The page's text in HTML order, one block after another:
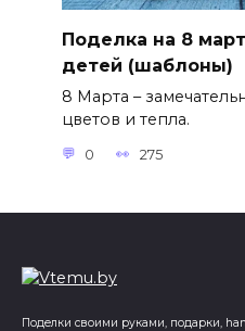
Поделка на 8
детей (шаблоны)
8 Марта –
цветов и тепла.
0 275
Поделки своими руками, подарки,